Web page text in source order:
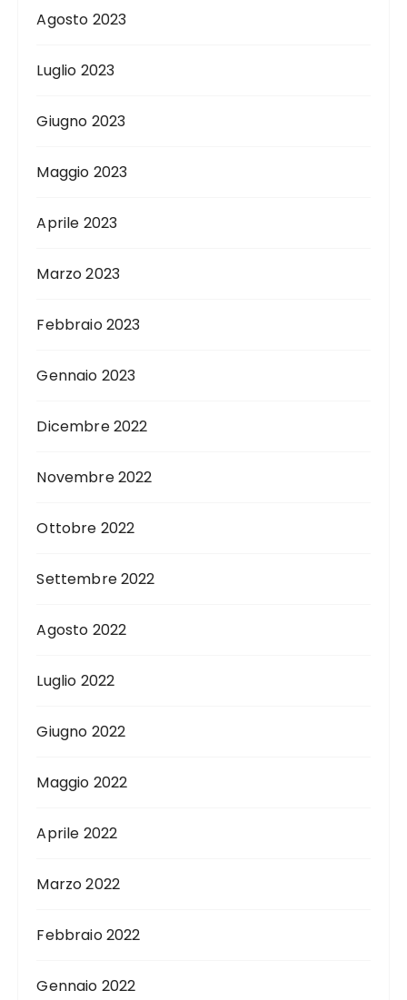
Agosto 2023
Luglio 2023
Giugno 2023
Maggio 2023
Aprile 2023
Marzo 2023
Febbraio 2023
Gennaio 2023
Dicembre 2022
Novembre 2022
Ottobre 2022
Settembre 2022
Agosto 2022
Luglio 2022
Giugno 2022
Maggio 2022
Aprile 2022
Marzo 2022
Febbraio 2022
Gennaio 2022